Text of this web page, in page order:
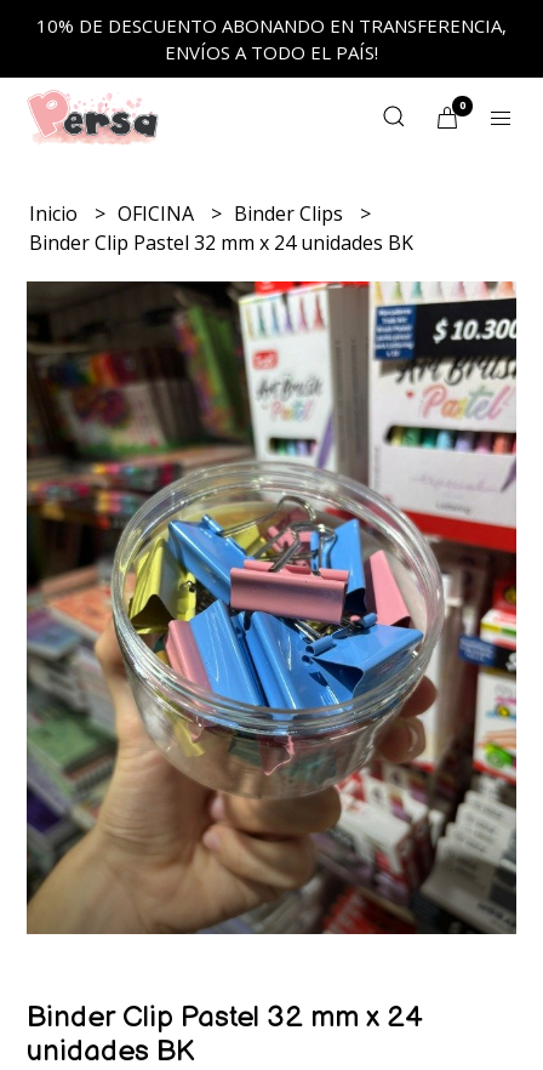
10% DE DESCUENTO ABONANDO EN TRANSFERENCIA,
ENVÍOS A TODO EL PAÍS!
0
Inicio OFICINA
Binder Clips
Binder Clip Pastel 32 mm x 24 unidades BK
Binder Clip Pastel 32 mm x 24
unidades BK